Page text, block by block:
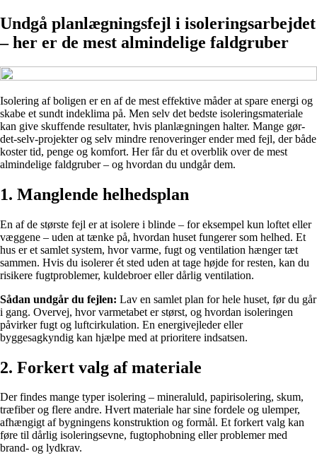
Undgå planlægningsfejl i isoleringsarbejdet
– her er de mest almindelige faldgruber
Isolering af boligen er en af de mest effektive måder at spare energi og
skabe et sundt indeklima på. Men selv det bedste isoleringsmateriale
kan give skuffende resultater, hvis planlægningen halter. Mange gør-
det-selv-projekter og selv mindre renoveringer ender med fejl, der både
koster tid, penge og komfort. Her får du et overblik over de mest
almindelige faldgruber – og hvordan du undgår dem.
1. Manglende helhedsplan
En af de største fejl er at isolere i blinde – for eksempel kun loftet eller
væggene – uden at tænke på, hvordan huset fungerer som helhed. Et
hus er et samlet system, hvor varme, fugt og ventilation hænger tæt
sammen. Hvis du isolerer ét sted uden at tage højde for resten, kan du
risikere fugtproblemer, kuldebroer eller dårlig ventilation.
Sådan undgår du fejlen: Lav en samlet plan for hele huset, før du går
i gang. Overvej, hvor varmetabet er størst, og hvordan isoleringen
påvirker fugt og luftcirkulation. En energivejleder eller
byggesagkyndig kan hjælpe med at prioritere indsatsen.
2. Forkert valg af materiale
Der findes mange typer isolering – mineraluld, papirisolering, skum,
træfiber og flere andre. Hvert materiale har sine fordele og ulemper,
afhængigt af bygningens konstruktion og formål. Et forkert valg kan
føre til dårlig isoleringsevne, fugtophobning eller problemer med
brand- og lydkrav.